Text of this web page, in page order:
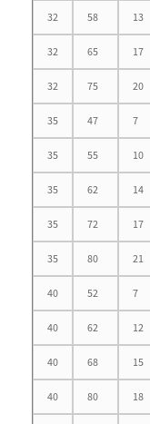
32 58 13
32 65 17
32 75 20
35 47 7
35 55 10
35 62 14
35 72 17
35 80 21
40 52 7
40 62 12
40 68 15
40 80 18